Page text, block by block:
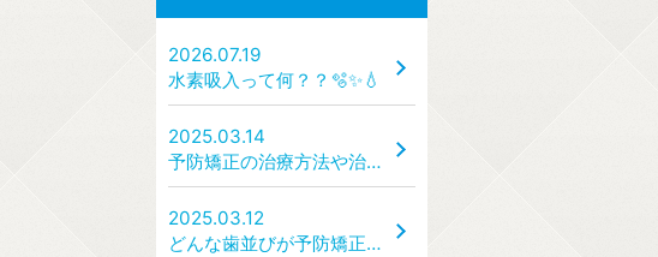
2026.07.19
水素吸入って何？？🫧✨💧
2025.03.14
予防矯正の治療方法や治療の手順・流れはどうなっているのか？ どんな装置を使うのか？
2025.03.12
どんな歯並びが予防矯正の対象になるのか？ → 出っ歯・受け口・ガタガタ・すきっ歯など、どんな状態なら受診すべき？